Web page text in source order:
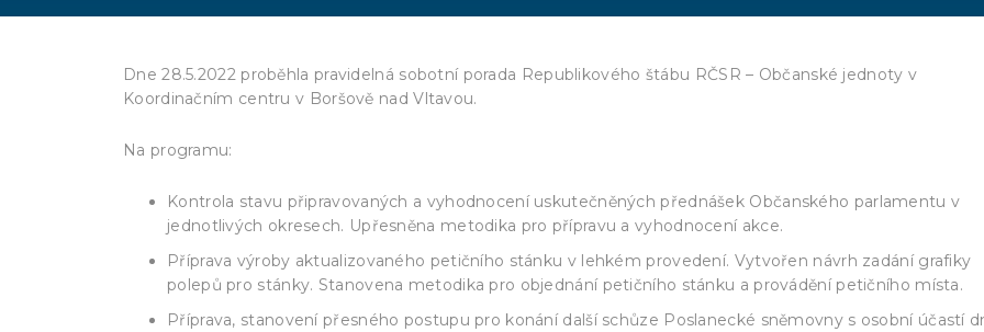
Dne 28.5.2022 proběhla pravidelná sobotní porada Republikového štábu RČSR – Občanské jednoty v
Koordinačním centru v Boršově nad Vltavou.
Na programu:
Kontrola stavu připravovaných a vyhodnocení uskutečněných přednášek Občanského parlamentu v
jednotlivých okresech. Upřesněna metodika pro přípravu a vyhodnocení akce.
Příprava výroby aktualizovaného petičního stánku v lehkém provedení. Vytvořen návrh zadání grafiky
polepů pro stánky. Stanovena metodika pro objednání petičního stánku a provádění petičního místa.
Příprava, stanovení přesného postupu pro konání další schůze Poslanecké sněmovny s osobní účastí